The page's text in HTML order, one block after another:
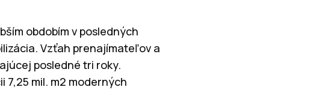
obdobím v posledných
Vzťah prenajímateľov a
posledné tri roky.
7,25 mil. m2 moderných